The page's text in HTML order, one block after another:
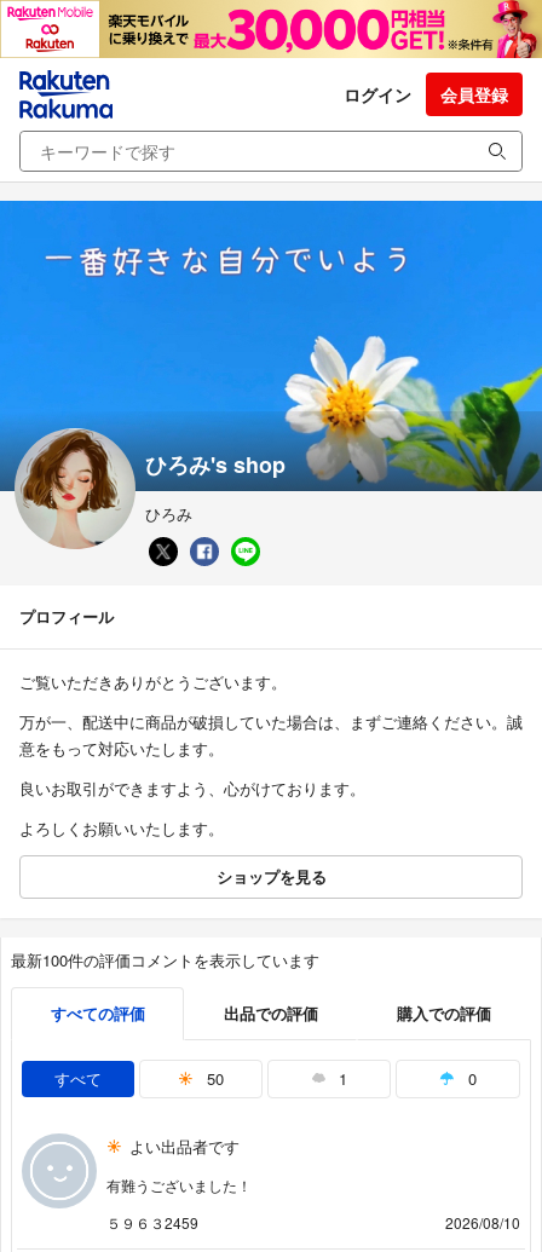
ログイン 会員登録
ひろみ's shop
ひろみ
プロフィール
ご覧いただきありがとうございます。
万が一、配送中に商品が破損していた場合は、まずご連絡ください。誠
意をもって対応いたします。
良いお取引ができますよう、心がけております。
よろしくお願いいたします。
ショップを見る
最新100件の評価コメントを表示しています
すべての評価 出品での評価 購入での評価
すべて 50 1 0
よい出品者です
有難うございました！
５９６３2459
2026/08/10